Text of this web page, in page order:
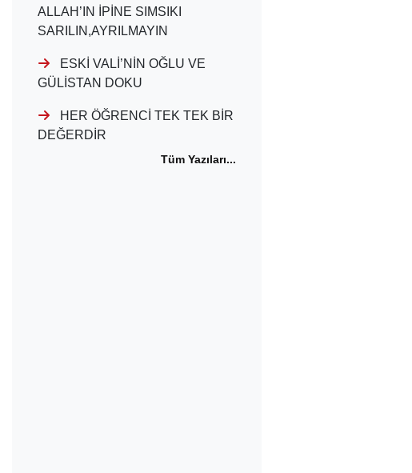
ALLAH’IN İPİNE SIMSIKI
SARILIN,AYRILMAYIN
ESKİ VALİ’NİN OĞLU VE
GÜLİSTAN DOKU
HER ÖĞRENCİ TEK TEK BİR
DEĞERDİR
Tüm Yazıları...